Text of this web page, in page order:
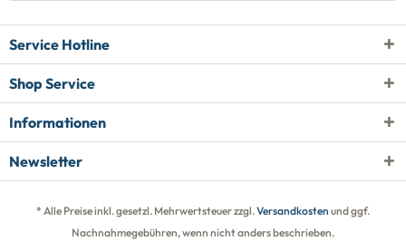
Service Hotline
Shop Service
Informationen
Newsletter
* Alle Preise inkl. gesetzl. Mehrwertsteuer zzgl.Versandkosten und ggf.
Nachnahmegebühren, wenn nicht anders beschrieben.